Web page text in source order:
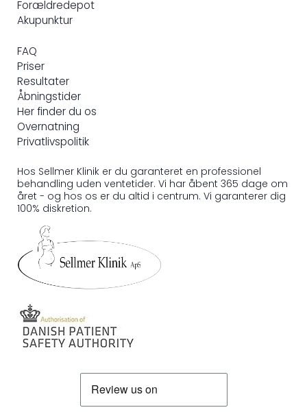
Forældredepot
Akupunktur
FAQ
Priser
Resultater
Åbningstider
Her finder du os
Overnatning
Privatlivspolitik
Hos Sellmer Klinik er du garanteret en professionel
behandling uden ventetider. Vi har åbent 365 dage om
året - og hos os er du altid i centrum. Vi garanterer dig
100% diskretion.